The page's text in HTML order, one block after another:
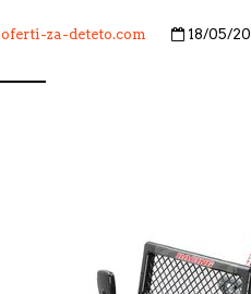
oferti-za-deteto.com 18/05/